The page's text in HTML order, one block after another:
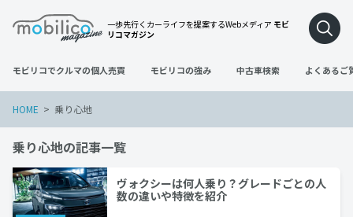
一歩先行くカーライフを提案するWebメディア モビ
リコマガジン
モビリコでクルマの個人売買 モビリコの強み 中古車検索 よくあるご
HOME 乗り心地
乗り心地の記事一覧
ヴォクシーは何人乗り？グレードごとの人
数の違いや特徴を紹介